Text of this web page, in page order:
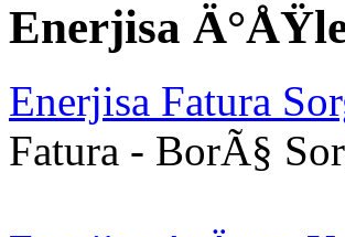
Enerjisa
Enerjisa Fatura
Fatura - BorÃ§